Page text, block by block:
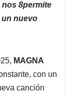
8permite
nuevo
MAGNA
con un
canción